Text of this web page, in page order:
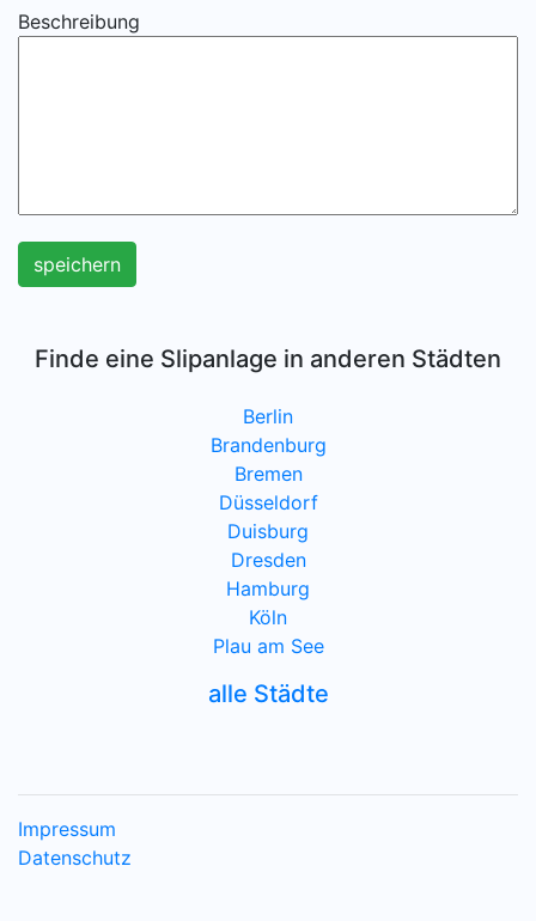
Beschreibung
speichern
Finde eine Slipanlage in anderen Städten
Berlin
Brandenburg
Bremen
Düsseldorf
Duisburg
Dresden
Hamburg
Köln
Plau am See
alle Städte
Impressum
Datenschutz